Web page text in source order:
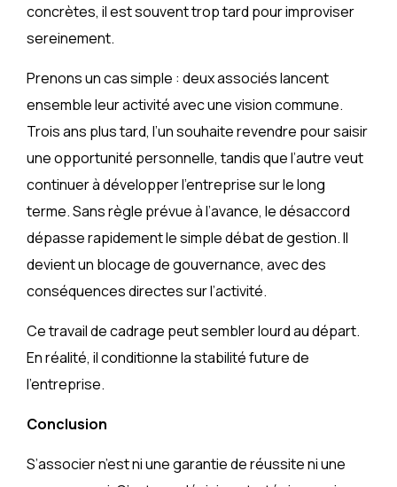
concrètes, il est souvent trop tard pour improviser
sereinement.
Prenons un cas simple : deux associés lancent
ensemble leur activité avec une vision commune.
Trois ans plus tard, l’un souhaite revendre pour saisir
une opportunité personnelle, tandis que l’autre veut
continuer à développer l’entreprise sur le long
terme. Sans règle prévue à l’avance, le désaccord
dépasse rapidement le simple débat de gestion. Il
devient un blocage de gouvernance, avec des
conséquences directes sur l’activité.
Ce travail de cadrage peut sembler lourd au départ.
En réalité, il conditionne la stabilité future de
l’entreprise.
Conclusion
S’associer n’est ni une garantie de réussite ni une